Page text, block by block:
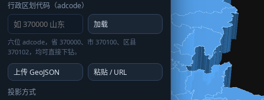
行政区划代码（adcode）
加载
六位 adcode，省 370000、市 370100、区县
370102，均可直接下钻。
上传 GeoJSON
粘贴 / URL
投影方式